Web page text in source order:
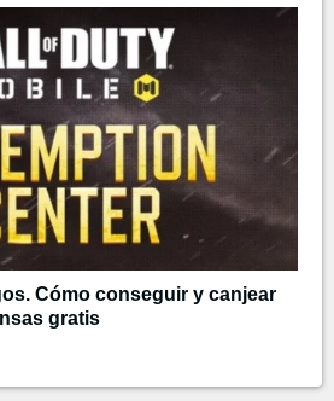
Cómo conseguir y canjear
gratis